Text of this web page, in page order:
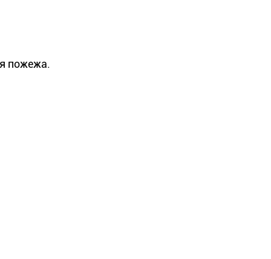
пожежа.